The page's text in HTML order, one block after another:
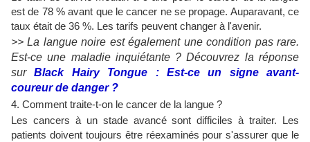
est de 78 % avant que le cancer ne se propage. Auparavant, ce
taux était de 36 %. Les tarifs peuvent changer à l'avenir.
>> La langue noire est également une condition pas rare.
Est-ce une maladie inquiétante ? Découvrez la réponse
surBlack Hairy Tongue : Est-ce un signe avant-
coureur de danger ?
4. Comment traite-t-on le cancer de la langue ?
Les cancers à un stade avancé sont difficiles à traiter. Les
patients doivent toujours être réexaminés pour s'assurer que le